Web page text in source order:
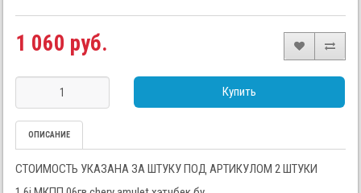
1 060 руб.
Купить
ОПИСАНИЕ
СТОИМОСТЬ УКАЗАНА ЗА ШТУКУ ПОД АРТИКУЛОМ 2 ШТУКИ